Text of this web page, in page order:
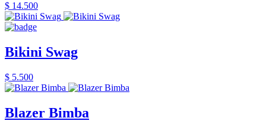
$ 14.500
Bikini Swag
$ 5.500
Blazer Bimba